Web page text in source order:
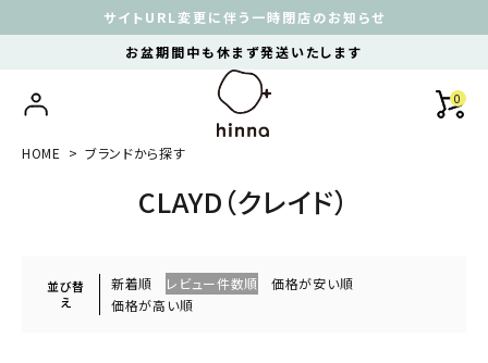
サイトURL変更に伴う一時閉店のお知らせ
お盆期間中も休まず発送いたします
0
HOME ブランドから探す
CLAYD（クレイド）
並び替
え
新着順 レビュー件数順
価格が安い順
価格が高い順